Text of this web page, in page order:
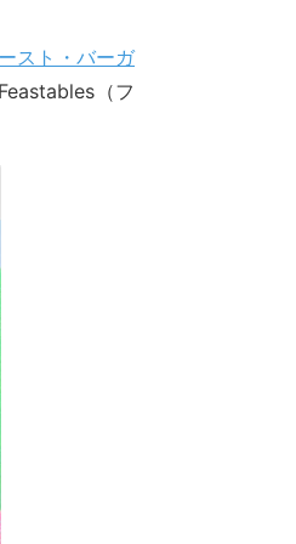
スト・バーガ
（フ